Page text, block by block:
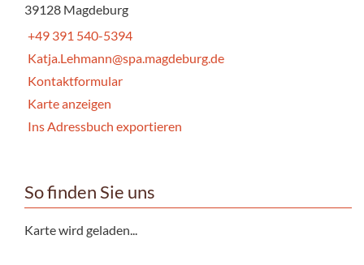
39128 Magdeburg
+49 391 540-5394
Katja.Lehmann@spa.magdeburg.de
Kontaktformular
Karte anzeigen
Ins Adressbuch exportieren
So finden Sie uns
Karte wird geladen...